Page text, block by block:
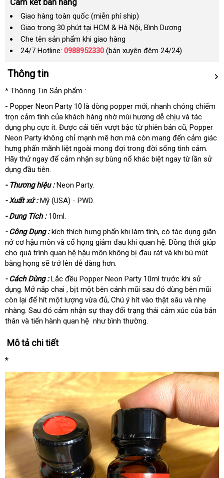
Cam kết bán hàng
Giao hàng toàn quốc (miễn phí ship)
Giao trong 30 phút tại HCM & Hà Nội, Bình Dương
Che tên sản phẩm khi giao hàng
24/7 Hotline: 0988952330 (bán xuyên đêm 24/24)
Thông tin
* Thônng Tin Sản phẩm :
- Popper Neon Party 10 là dòng popper mới, nhanh chóng chiếm
trọn cảm tình của khách hàng nhờ mùi hương dễ chịu và tác
dụng phụ cực ít. Được cải tiến vượt bậc từ phiên bản cũ, Popper
Neon Party không chỉ mạnh mẽ hơn mà còn mang đến cảm giác
hưng phấn mãnh liệt ngoài mong đợi trong đời sống tình cảm.
Hãy thử ngay để cảm nhận sự bùng nổ khác biệt ngay từ lần sử
dụng đầu tiên.
- Thương hiệu :Neon Party.
- Xuất xứ :Mỹ (USA) - PWD.
- Dung Tích : 10ml.
- Công Dụng :kích thích hưng phấn khi làm tình, có tác dụng giãn
nở cơ hậu môn và cổ họng giảm đau khi quan hệ. Đồng thời giúp
cho quá trình quan hệ hậu môn không bị đau rát và khi bú mút
bằng họng sẽ trở lên dễ dàng hơn.
- Cách Dùng : Lắc đều Popper Neon Party 10ml trước khi sử
dụng. Mở nắp chai , bịt một bên cánh mũi sau đó dùng bên mũi
còn lại để hít một lượng vừa đủ, Chú ý hít vào thật sâu và nhẹ
nhàng. Sau đó cảm nhận sự thay đổi trạng thái cảm xúc của bản
thân và tiến hành quan hệ như bình thường.
Mô tả chi tiết
*